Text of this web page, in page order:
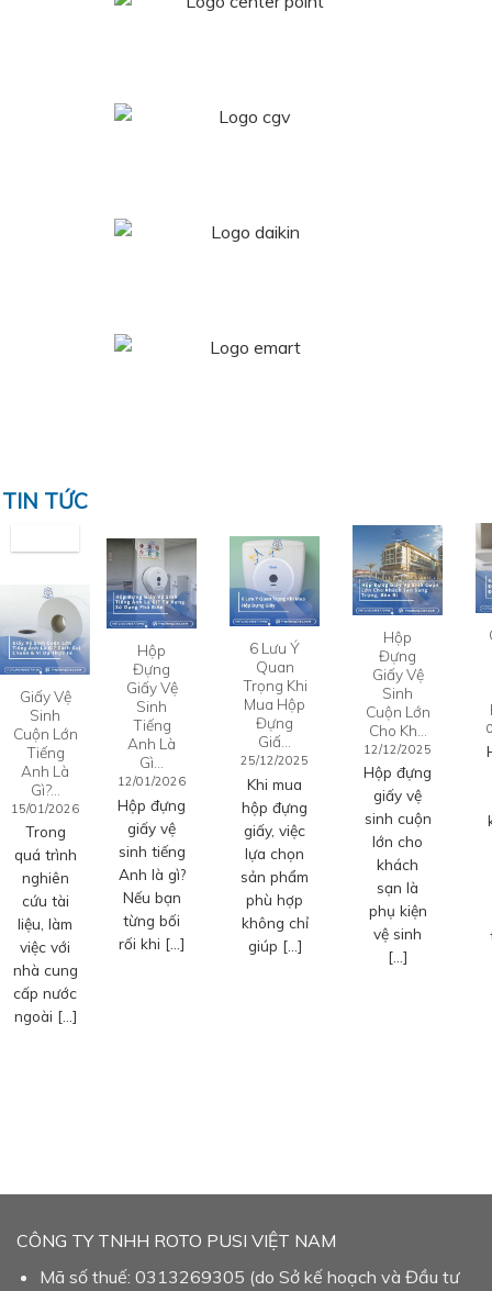
TIN TỨC
Giấy Vệ
Sinh
Cuộn Lớn
Tiếng
Anh Là
Gì?…
15/01/2026
Trong
quá trình
nghiên
cứu tài
liệu, làm
việc với
nhà cung
cấp nước
ngoài […]
Hộp
Đựng
Giấy Vệ
Sinh
Tiếng
Anh Là
Gì…
12/01/2026
Hộp đựng
giấy vệ
sinh tiếng
Anh là gì?
Nếu bạn
từng bối
rối khi […]
6 Lưu Ý
Quan
Trọng Khi
Mua Hộp
Đựng
Giấ…
25/12/2025
Khi mua
hộp đựng
giấy, việc
lựa chọn
sản phẩm
phù hợp
không chỉ
giúp […]
Hộp
Đựng
Giấy Vệ
Sinh
Cuộn Lớn
Cho Kh…
12/12/2025
Hộp đựng
giấy vệ
sinh cuộn
lớn cho
khách
sạn là
phụ kiện
vệ sinh
[…]
CÔNG TY TNHH ROTO PUSI VIỆT NAM
Mã số thuế: 0313269305 (do Sở kế hoạch và Đầu tư